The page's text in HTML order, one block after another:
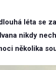
léta se
nikdy
několika